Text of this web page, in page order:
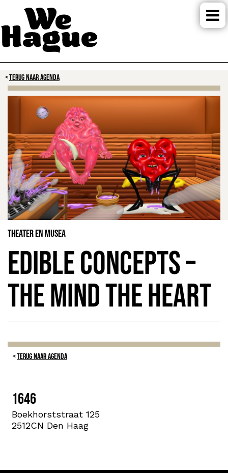
TERUG NAAR AGENDA
Theater en Musea
Edible Concepts –
The Mind The Heart
TERUG NAAR AGENDA
1646
Boekhorststraat 125
2512CN Den Haag